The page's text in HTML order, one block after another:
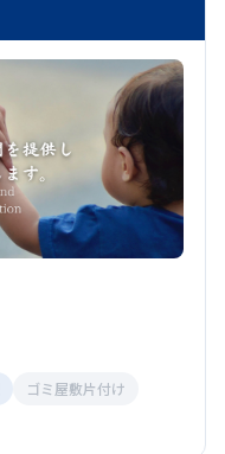
ゴミ屋敷片付け